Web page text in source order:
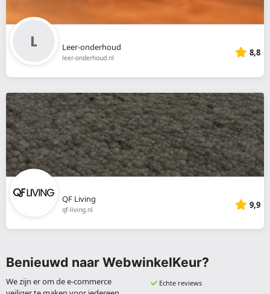
Leer-onderhoud
leer-onderhoud.nl 8,8
QF Living
qf-living.nl 9,9
Benieuwd naar WebwinkelKeur?
We zijn er om de e-commerce
Echte reviews